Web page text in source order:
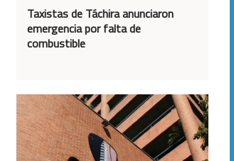
Taxistas de Táchira anunciaron
emergencia por falta de
combustible